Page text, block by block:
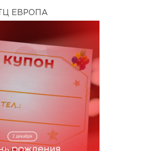
ТЦ ЕВРОПА